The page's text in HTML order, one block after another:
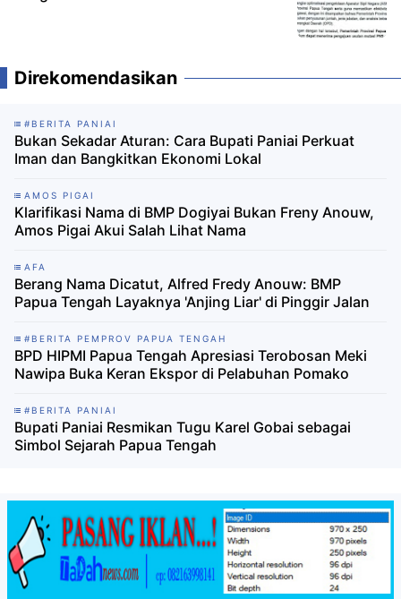
Direkomendasikan
#BERITA PANIAI
Bukan Sekadar Aturan: Cara Bupati Paniai Perkuat
Iman dan Bangkitkan Ekonomi Lokal‎
AMOS PIGAI
Klarifikasi Nama di BMP Dogiyai Bukan Freny Anouw,
Amos Pigai Akui Salah Lihat Nama
AFA
Berang Nama Dicatut, Alfred Fredy Anouw: BMP
Papua Tengah Layaknya 'Anjing Liar' di Pinggir Jalan
#BERITA PEMPROV PAPUA TENGAH
BPD HIPMI Papua Tengah Apresiasi Terobosan Meki
Nawipa Buka Keran Ekspor di Pelabuhan Pomako
#BERITA PANIAI
Bupati Paniai Resmikan Tugu Karel Gobai sebagai
Simbol Sejarah Papua Tengah